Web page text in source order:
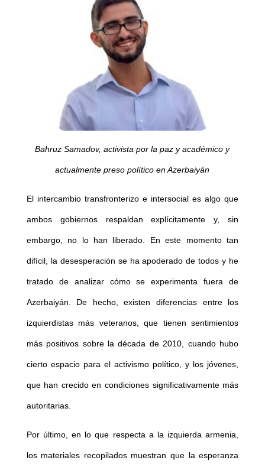
Bahruz Samadov, activista por la paz y académico y
actualmente preso político en Azerbaiyán
El intercambio transfronterizo e intersocial es algo que
ambos gobiernos respaldan explícitamente y, sin
embargo, no lo han liberado. En este momento tan
difícil, la desesperación se ha apoderado de todos y he
tratado de analizar cómo se experimenta fuera de
Azerbaiyán. De hecho, existen diferencias entre los
izquierdistas más veteranos, que tienen sentimientos
más positivos sobre la década de 2010, cuando hubo
cierto espacio para el activismo político, y los jóvenes,
que han crecido en condiciones significativamente más
autoritarias.
Por último, en lo que respecta a la izquierda armenia,
los materiales recopilados muestran que la esperanza